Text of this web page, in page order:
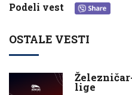
Podeli vest
OSTALE VESTI
lige